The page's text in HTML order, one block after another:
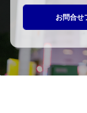
お問合せ